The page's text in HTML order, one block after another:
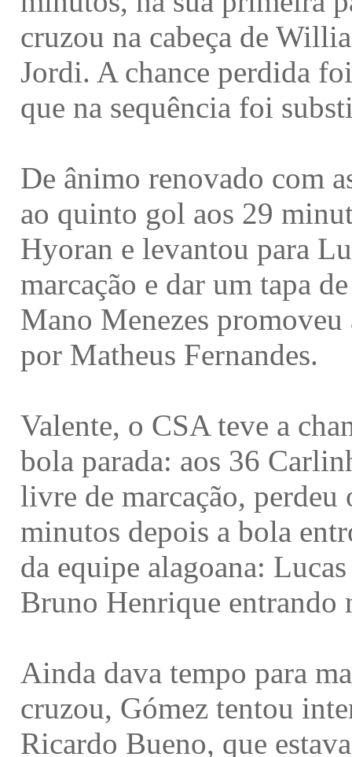
cruzou na cabeça de
Jordi. A chance perdida
que na sequência foi
De ânimo renovado com
ao quinto gol aos 29
Hyoran e levantou para
marcação e dar um tapa
Mano Menezes
por Matheus Fernandes.
Valente, o CSA teve a
bola parada: aos 36
livre de marcação,
minutos depois a bola
da equipe alagoana:
Bruno Henrique entrando
Ainda dava tempo para
cruzou, Gómez tentou
Ricardo Bueno, que